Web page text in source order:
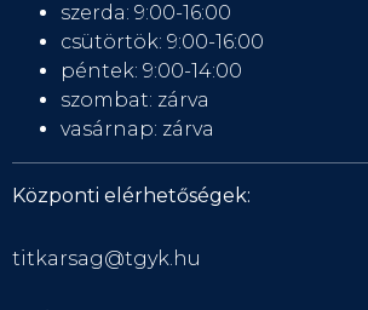
szerda: 9:00-16:00
csütörtök: 9:00-16:00
péntek: 9:00-14:00
szombat: zárva
vasárnap: zárva
Központi elérhetőségek:
titkarsag@tgyk.hu